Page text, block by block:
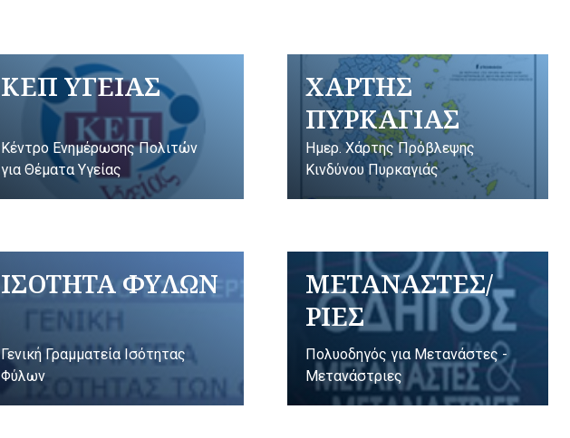
ΚΕΠ ΥΓΕΙΑΣ
Κέντρο Ενημέρωσης Πολιτών
για Θέματα Υγείας
ΧΑΡΤΗΣ
ΠΥΡΚΑΓΙΑΣ
Ημερ. Χάρτης Πρόβλεψης
Κινδύνου Πυρκαγιάς
ΙΣΟΤΗΤΑ ΦΥΛΩΝ
Γενική Γραμματεία Ισότητας
Φύλων
ΜΕΤΑΝΑΣΤΕΣ/
ΡΙΕΣ
Πολυοδηγός για Μετανάστες -
Μετανάστριες